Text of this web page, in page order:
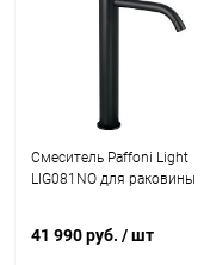
Смеситель Paffoni Light
LIG081NO для раковины
41 990 руб. / шт